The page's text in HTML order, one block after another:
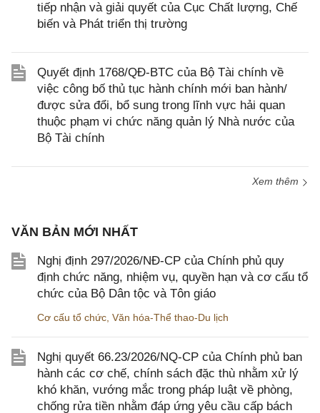
tiếp nhận và giải quyết của Cục Chất lượng, Chế
biến và Phát triển thị trường
Quyết định 1768/QĐ-BTC của Bộ Tài chính về
việc công bố thủ tục hành chính mới ban hành/
được sửa đổi, bổ sung trong lĩnh vực hải quan
thuộc phạm vi chức năng quản lý Nhà nước của
Bộ Tài chính
Xem thêm
VĂN BẢN MỚI NHẤT
Nghị định 297/2026/NĐ-CP của Chính phủ quy
định chức năng, nhiệm vụ, quyền hạn và cơ cấu tổ
chức của Bộ Dân tộc và Tôn giáo
Cơ cấu tổ chức, Văn hóa-Thể thao-Du lịch
Nghị quyết 66.23/2026/NQ-CP của Chính phủ ban
hành các cơ chế, chính sách đặc thù nhằm xử lý
khó khăn, vướng mắc trong pháp luật về phòng,
chống rửa tiền nhằm đáp ứng yêu cầu cấp bách